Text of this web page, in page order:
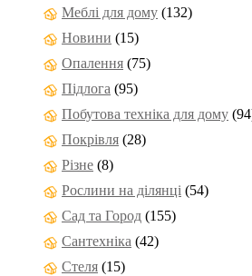
Меблі для дому (132)
Новини (15)
Опалення (75)
Підлога (95)
Побутова техніка для дому
Покрівля (28)
Різне (8)
Рослини на ділянці (54)
Сад та Город (155)
Сантехніка (42)
Стеля (15)